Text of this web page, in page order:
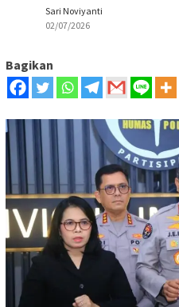
Sari Noviyanti
02/07/2026
Bagikan